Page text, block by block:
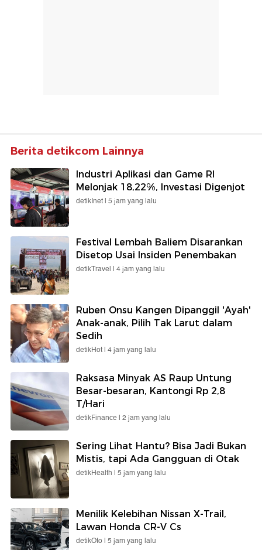
Berita detikcom Lainnya
Industri Aplikasi dan Game RI
Melonjak 18,22%, Investasi Digenjot
detikInet | 5 jam yang lalu
Festival Lembah Baliem Disarankan
Disetop Usai Insiden Penembakan
detikTravel | 4 jam yang lalu
Ruben Onsu Kangen Dipanggil 'Ayah'
Anak-anak, Pilih Tak Larut dalam
Sedih
detikHot | 4 jam yang lalu
Raksasa Minyak AS Raup Untung
Besar-besaran, Kantongi Rp 2,8
T/Hari
detikFinance | 2 jam yang lalu
Sering Lihat Hantu? Bisa Jadi Bukan
Mistis, tapi Ada Gangguan di Otak
detikHealth | 5 jam yang lalu
Menilik Kelebihan Nissan X-Trail,
Lawan Honda CR-V Cs
detikOto | 5 jam yang lalu